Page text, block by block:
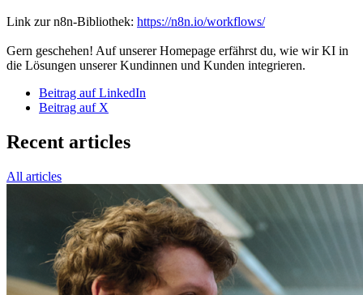
Link zur n8n-Bibliothek: https://n8n.io/workflows/
Gern geschehen! Auf unserer Homepage erfährst du, wie wir KI in
die Lösungen unserer Kundinnen und Kunden integrieren.
Beitrag auf LinkedIn
Beitrag auf X
Recent articles
All articles